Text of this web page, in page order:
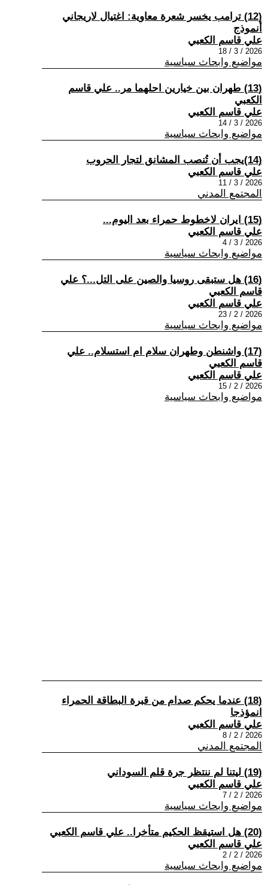
(12) ترامب يخسر شعرة معاوية: اغتيال لاريجاني
أنموذج
علي قاسم الكعبي
2026 / 3 / 18
مواضيع وابحاث سياسية
(13) طهران بين خيارين احلهما مر.. علي قاسم
الكعبي
علي قاسم الكعبي
2026 / 3 / 14
مواضيع وابحاث سياسية
(14) ​يجب أن تُنصب المشانق لتجار الحروب
علي قاسم الكعبي
2026 / 3 / 11
المجتمع المدني
(15) ايران لاخطوط حمراء بعد اليوم...
علي قاسم الكعبي
2026 / 3 / 4
مواضيع وابحاث سياسية
(16) هل ستبقى روسيا والصين على التل...؟ علي
قاسم الكعبي
علي قاسم الكعبي
2026 / 2 / 23
مواضيع وابحاث سياسية
(17) واشنطن وطهران سلام ام استسلام.. علي
قاسم الكعبي
علي قاسم الكعبي
2026 / 2 / 15
مواضيع وابحاث سياسية
(18) عندما يحكم صدام من قبرة البطاقة الحمراء
انمؤذجا
علي قاسم الكعبي
2026 / 2 / 8
المجتمع المدني
(19) ليتنا لم ننتظر جرة قلم السوداني
علي قاسم الكعبي
2026 / 2 / 7
مواضيع وابحاث سياسية
(20) هل استيقظ الحكيم متأخرا.. علي قاسم الكعبي
علي قاسم الكعبي
2026 / 2 / 2
مواضيع وابحاث سياسية